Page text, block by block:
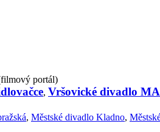
portál)
, Vršovické divadlo
, Městské divadlo Kladno,